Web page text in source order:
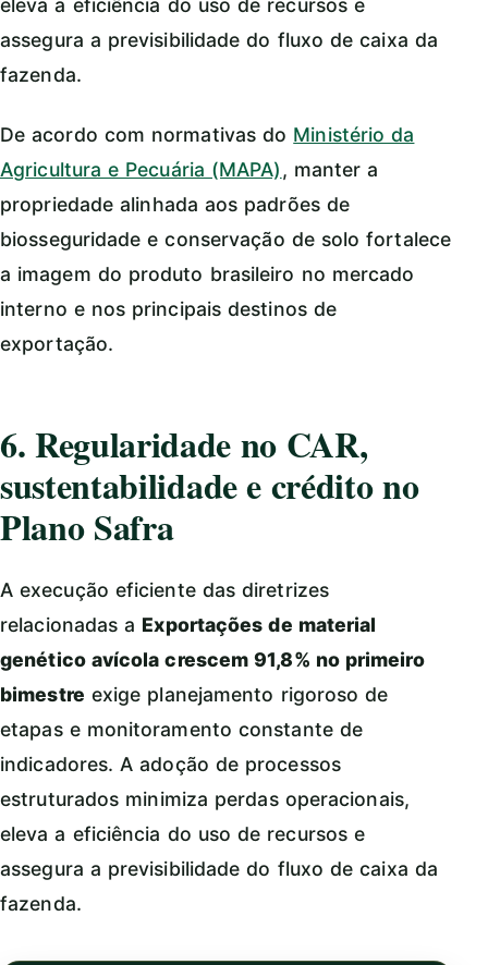
eleva a eficiência do uso de recursos e
assegura a previsibilidade do fluxo de caixa da
fazenda.
De acordo com normativas do Ministério da
Agricultura e Pecuária (MAPA), manter a
propriedade alinhada aos padrões de
biosseguridade e conservação de solo fortalece
a imagem do produto brasileiro no mercado
interno e nos principais destinos de
exportação.
6. Regularidade no CAR,
sustentabilidade e crédito no
Plano Safra
A execução eficiente das diretrizes
relacionadas a Exportações de material
genético avícola crescem 91,8% no primeiro
bimestre exige planejamento rigoroso de
etapas e monitoramento constante de
indicadores. A adoção de processos
estruturados minimiza perdas operacionais,
eleva a eficiência do uso de recursos e
assegura a previsibilidade do fluxo de caixa da
fazenda.